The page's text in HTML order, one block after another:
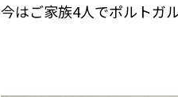
今はご家族4人でポルトガ